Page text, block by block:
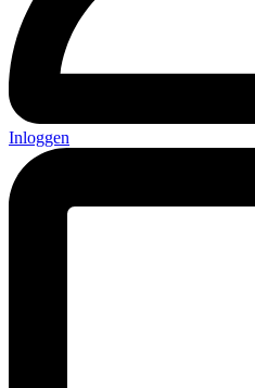
Inloggen